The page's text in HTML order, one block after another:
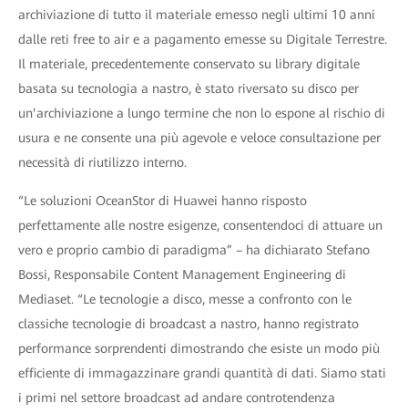
archiviazione di tutto il materiale emesso negli ultimi 10 anni
dalle reti free to air e a pagamento emesse su Digitale Terrestre.
Il materiale, precedentemente conservato su library digitale
basata su tecnologia a nastro, è stato riversato su disco per
un’archiviazione a lungo termine che non lo espone al rischio di
usura e ne consente una più agevole e veloce consultazione per
necessità di riutilizzo interno.
“Le soluzioni OceanStor di Huawei hanno risposto
perfettamente alle nostre esigenze, consentendoci di attuare un
vero e proprio cambio di paradigma” – ha dichiarato Stefano
Bossi, Responsabile Content Management Engineering di
Mediaset. “Le tecnologie a disco, messe a confronto con le
classiche tecnologie di broadcast a nastro, hanno registrato
performance sorprendenti dimostrando che esiste un modo più
efficiente di immagazzinare grandi quantità di dati. Siamo stati
i primi nel settore broadcast ad andare controtendenza